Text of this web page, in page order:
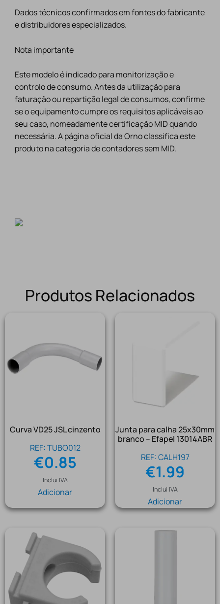
Dados técnicos confirmados em fontes do fabricante
e distribuidores especializados.
Nota importante
Este modelo é indicado para monitorização e
controlo de consumo. Antes da utilização para
faturação ou repartição legal de consumos, confirme
se o equipamento cumpre os requisitos aplicáveis ao
seu caso, nomeadamente certificação MID quando
necessária. A página oficial da Orno classifica este
produto na categoria de contadores sem MID.
Produtos Relacionados
Curva VD25 JSL cinzento
REF: TUBO012
€0.85
Inclui IVA
Adicionar
Junta para calha 25x30mm
branco – Efapel 13014ABR
REF: CALH197
€1.99
Inclui IVA
Adicionar